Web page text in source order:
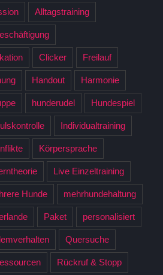
Alltagstraining
Clicker Freilauf
Handout Harmonie
hunderudel Hundespiel
Individualtraining
Körpersprache
Live Einzeltraining
Hunde mehrhundehaltung
Paket personalisiert
Quersuche
Rückruf & Stopp